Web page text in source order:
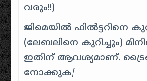
വരും!!)
ജിമെയിൽ ഫിൽട്ടറിനെ
(ലേബലിനെ കുറിച്ചും)
ഇതിന് ആവശ്യമാണ്.
നോക്കുക/